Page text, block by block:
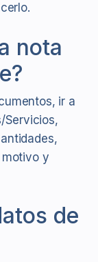
nota
ir a
Servicios,
y
de